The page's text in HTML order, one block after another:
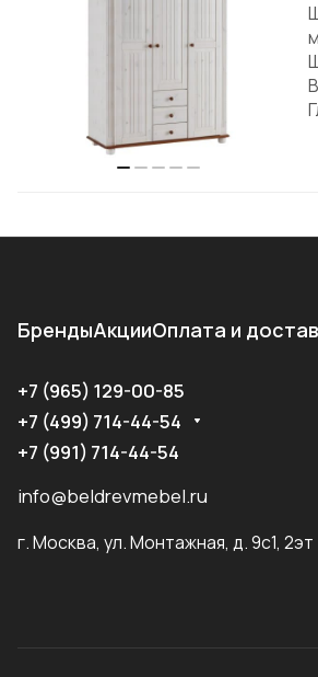
БрендыАкцииОплата и
+7 (965) 129-00-85
+7 (499) 714-44-54
+7 (991) 714-44-54
info@beldrevmebel.ru
г. Москва, ул. Монтажная, д. 9с1, 2эт